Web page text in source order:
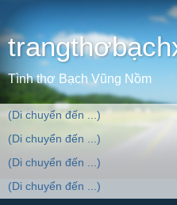
Tình thơ Bạch Vũng Nồm